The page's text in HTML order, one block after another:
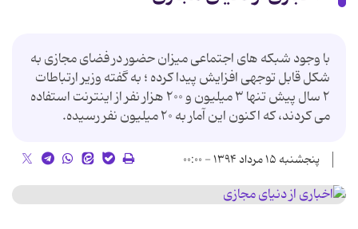
با وجود شبکه های اجتماعی میزان حضور در فضای مجازی به
شکل قابل توجهی افزایش پیدا کرده ؛ به گفته وزیر ارتباطات
۲ سال پیش تنها ۳ میلیون و ۲۰۰ هزار نفر از اینترنت استفاده
می کردند، که اکنون این آمار به ۲۰ میلیون نفر رسیده.
پنجشنبه ۱۵ مرداد ۱۳۹۴ - ۰۰:۰۰